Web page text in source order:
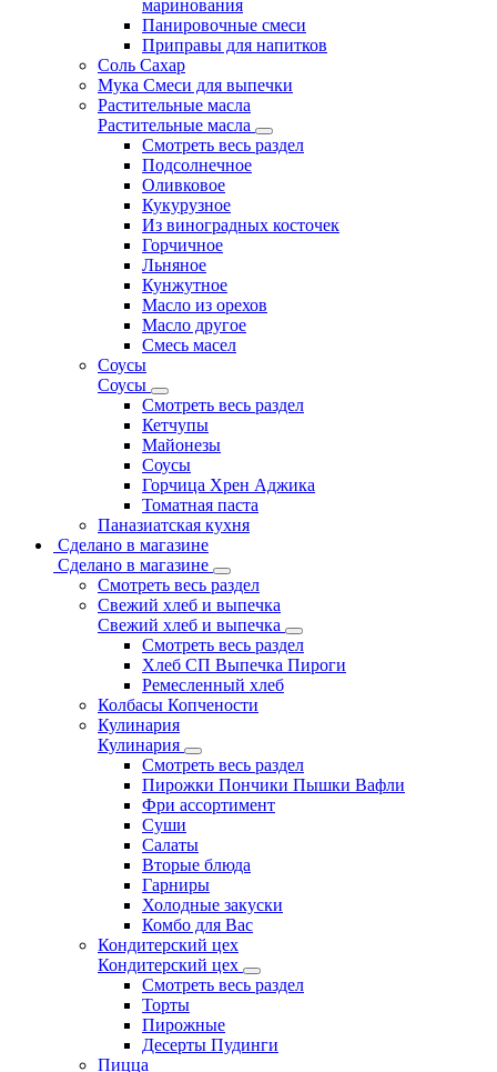
маринования
Панировочные смеси
Приправы для напитков
Соль Сахар
Мука Смеси для выпечки
Растительные масла
Растительные масла
Смотреть весь раздел
Подсолнечное
Оливковое
Кукурузное
Из виноградных косточек
Горчичное
Льняное
Кунжутное
Масло из орехов
Масло другое
Смесь масел
Соусы
Соусы
Смотреть весь раздел
Кетчупы
Майонезы
Соусы
Горчица Хрен Аджика
Томатная паста
Паназиатская кухня
Сделано в магазине
Сделано в магазине
Смотреть весь раздел
Свежий хлеб и выпечка
Свежий хлеб и выпечка
Смотреть весь раздел
Хлеб СП Выпечка Пироги
Ремесленный хлеб
Колбасы Копчености
Кулинария
Кулинария
Смотреть весь раздел
Пирожки Пончики Пышки Вафли
Фри ассортимент
Суши
Салаты
Вторые блюда
Гарниры
Холодные закуски
Комбо для Вас
Кондитерский цех
Кондитерский цех
Смотреть весь раздел
Торты
Пирожные
Десерты Пудинги
Пицца